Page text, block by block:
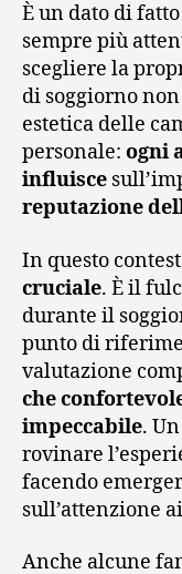
È un dato di
sempre più
scegliere la
di soggiorno
estetica delle
personale: ogni
influisce
reputazione
In questo
cruciale. È il
durante il
punto di
valutazione
che
impeccabile.
rovinare
facendo
sull’attenzione
Anche alcune